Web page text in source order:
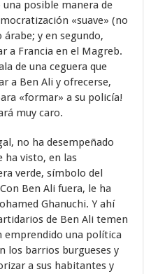
posible manera de
«suave» (no
y en segundo,
a Francia en el Magreb.
de una ceguera que
a Ben Ali y ofrecerse,
«formar» a su policía!
muy caro.
no ha desempeñado
ha visto, en las
verde, símbolo del
Ben Ali fuera, le ha
Ghanuchi. Y ahí
de Ben Ali temen
emprendido una política
los barrios burgueses y
a sus habitantes y